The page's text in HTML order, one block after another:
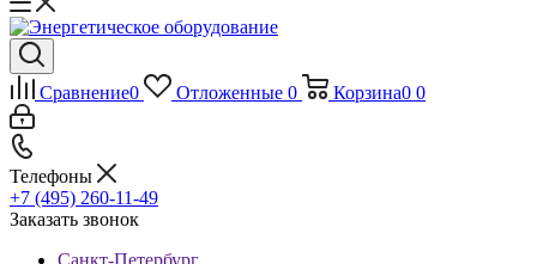
Сравнение0 Отложенные 0 Корзина0 0
Телефоны
+7 (495) 260-11-49
Заказать звонок
Санкт-Петербург